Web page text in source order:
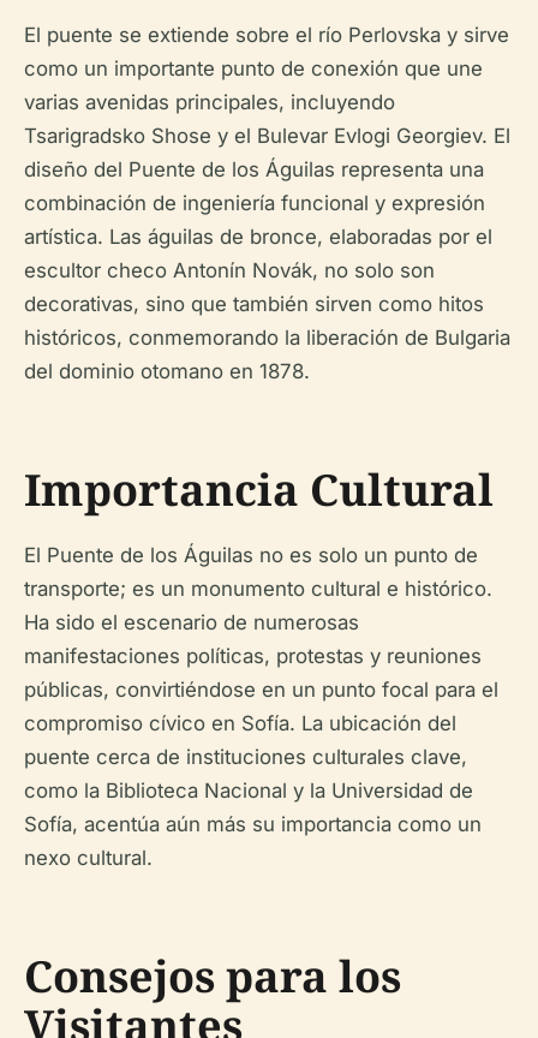
El puente se extiende sobre el río Perlovska y sirve
como un importante punto de conexión que une
varias avenidas principales, incluyendo
Tsarigradsko Shose y el Bulevar Evlogi Georgiev. El
diseño del Puente de los Águilas representa una
combinación de ingeniería funcional y expresión
artística. Las águilas de bronce, elaboradas por el
escultor checo Antonín Novák, no solo son
decorativas, sino que también sirven como hitos
históricos, conmemorando la liberación de Bulgaria
del dominio otomano en 1878.
Importancia Cultural
El Puente de los Águilas no es solo un punto de
transporte; es un monumento cultural e histórico.
Ha sido el escenario de numerosas
manifestaciones políticas, protestas y reuniones
públicas, convirtiéndose en un punto focal para el
compromiso cívico en Sofía. La ubicación del
puente cerca de instituciones culturales clave,
como la Biblioteca Nacional y la Universidad de
Sofía, acentúa aún más su importancia como un
nexo cultural.
Consejos para los
Visitantes